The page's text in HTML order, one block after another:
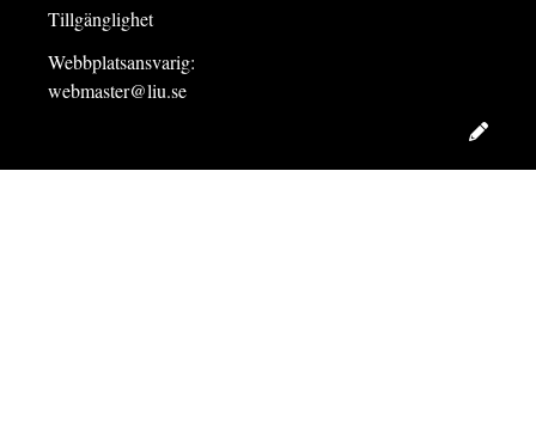
Tillgänglighet
Webbplatsansvarig:
webmaster@liu.se